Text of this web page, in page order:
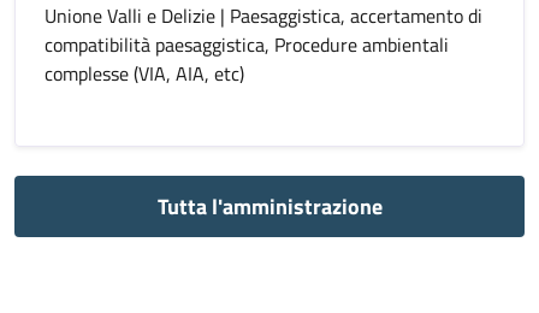
Unione Valli e Delizie | Paesaggistica, accertamento di
compatibilità paesaggistica, Procedure ambientali
complesse (VIA, AIA, etc)
Tutta l'amministrazione